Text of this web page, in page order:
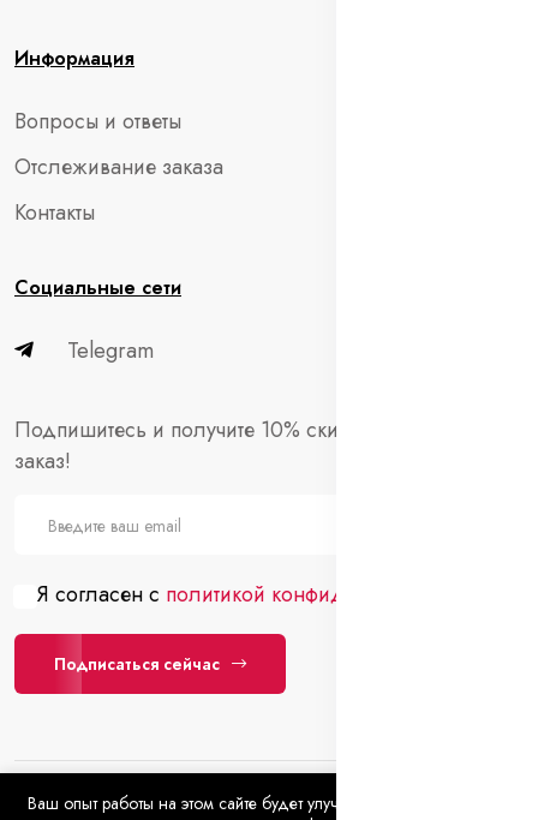
Информация
Вопросы и ответы
Отслеживание заказа
Контакты
Социальные сети
Telegram
Подпишитесь и получите 10% скидки на первый
заказ!
Я согласен с политикой конфиденциальности
Подписаться сейчас
+7 (3462) 22-43-91
Ваш опыт работы на этом сайте будет улучшен, если вы